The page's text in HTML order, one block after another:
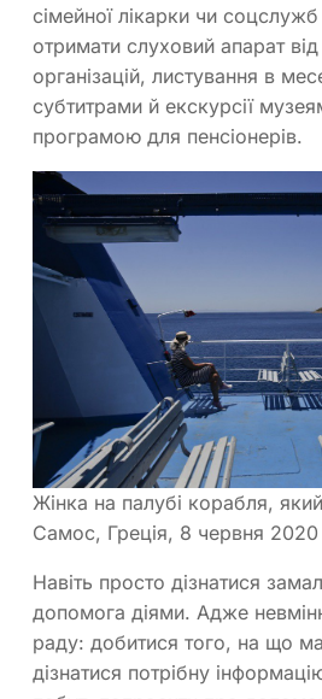
сімейної лікарки чи
отримати слуховий апарат
організацій, листування в
субтитрами й екскурсії
програмою для пенсіонерів.
Жінка на палубі корабля,
Самос, Греція, 8 червня
Навіть просто дізнатися
допомога діями. Адже
раду: добитися того, на що
дізнатися потрібну